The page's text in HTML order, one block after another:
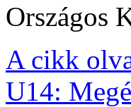
Országos
A cikk
U14: